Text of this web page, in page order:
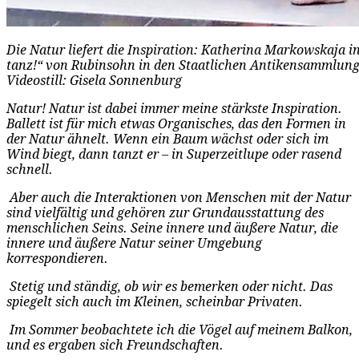
Die Natur liefert die Inspiration: Katherina Markowskaja in
tanz!“ von Rubinsohn in den Staatlichen
Videostill: Gisela Sonnenburg
Natur! Natur ist dabei immer meine stärkste Inspiration.
Ballett ist für mich etwas Organisches, das den Formen in
der Natur ähnelt. Wenn ein Baum wächst oder sich im
Wind biegt, dann tanzt er – in Superzeitlupe oder rasend
schnell.
Aber auch die Interaktionen von Menschen mit der Natur
sind vielfältig und gehören zur Grundausstattung des
menschlichen Seins. Seine innere und äußere Natur, die
innere und äußere Natur seiner Umgebung
korrespondieren.
Stetig und ständig, ob wir es bemerken oder nicht. Das
spiegelt sich auch im Kleinen, scheinbar Privaten.
Im Sommer beobachtete ich die Vögel auf meinem Balkon,
und es ergaben sich Freundschaften.